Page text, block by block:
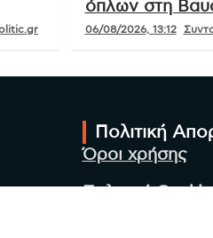
όπλων στη
06/08/2026, 13:12
Πολιτική
Όροι χρήσης
Πολιτική